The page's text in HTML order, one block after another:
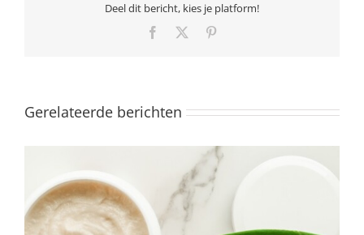
Deel dit bericht, kies je platform!
Facebook
Gerelateerde berichten